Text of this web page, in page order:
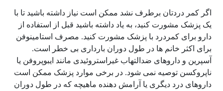
اگر کمر دردتان برطرف نشد ممکن است نیاز داشته باشید تا با
یک پزشک مشورت کنید، به یاد داشته باشید قبل از استفاده از
دارو برای کمردرد با پزشک مشورت کنید. مصرف استامینوفن
برای اکثر خانم ها در طول دوران بارداری بی خطر است.
آسپرین و داروهای ضدالتهاب غیراستروئیدی مانند ایبوپروفن یا
ناپروکسن توصیه نمی شود. در برخی موارد پزشک ممکن است
داروهای درد دیگری یا آرامش دهنده ماهیچه که در طول دوران